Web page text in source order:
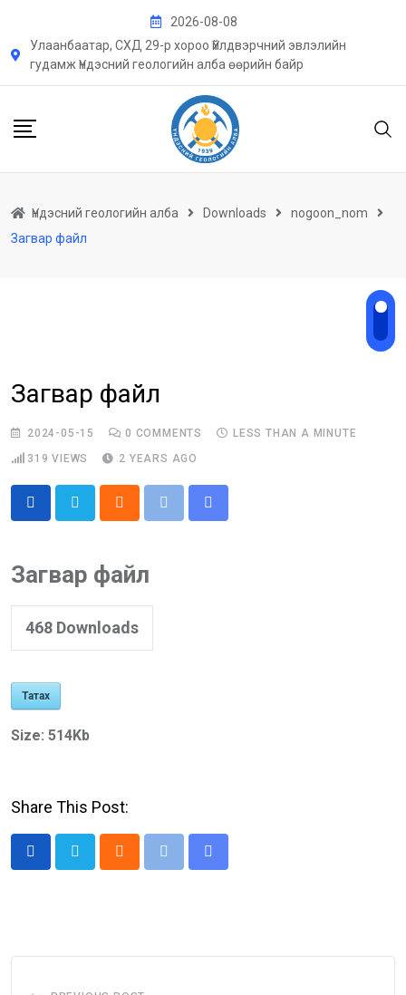
content
2026-08-08
Улаанбаатар, СХД 29-р хороо Үйлдвэрчний эвлэлийн
гудамж Үндэсний геологийн алба өөрийн байр
Үндэсний геологийн алба Downloads
nogoon_nom
Загвар файл
Загвар файл
2024-05-15 0 COMMENTS
LESS THAN A MINUTE
319 VIEWS 2 YEARS AGO
Cloud Print
Share
Загвар файл
468 Downloads
Татах
Size: 514Kb
Share This Post:
Cloud Print
Share